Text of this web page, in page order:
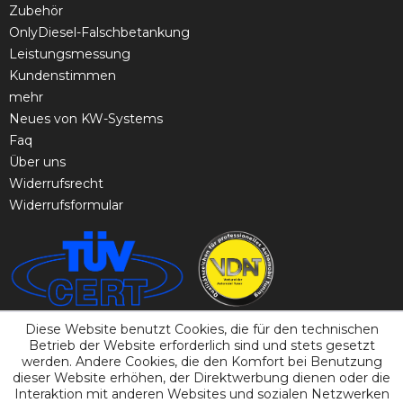
Zubehör
OnlyDiesel-Falschbetankung
Leistungsmessung
Kundenstimmen
mehr
Neues von KW-Systems
Faq
Über uns
Widerrufsrecht
Widerrufsformular
Diese Website benutzt Cookies, die für den technischen
Betrieb der Website erforderlich sind und stets gesetzt
werden. Andere Cookies, die den Komfort bei Benutzung
dieser Website erhöhen, der Direktwerbung dienen oder die
Interaktion mit anderen Websites und sozialen Netzwerken